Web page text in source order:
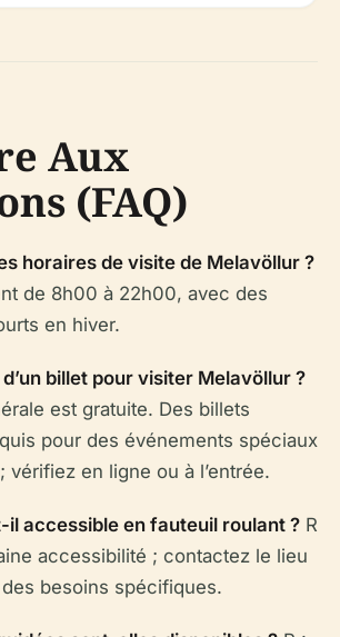
Aux
(FAQ)
horaires de visite de Melavöllur ?
de 8h00 à 22h00, avec des
en hiver.
billet pour visiter Melavöllur ?
est gratuite. Des billets
pour des événements spéciaux
vérifiez en ligne ou à l’entrée.
il accessible en fauteuil roulant ? R
accessibilité ; contactez le lieu
des besoins spécifiques.